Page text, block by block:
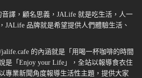
音譯，顧名思義，JALife 就是吃生活，人一
JALife 品牌就是希望提供人們體驗生活、
的內涵就是「用喝一杯咖啡的時間
是「Enjoy your Life」，全站以報導食衣住
專業新聞角度報導生活性主題，提供大家